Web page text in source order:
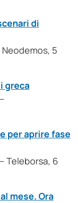
di
5
greca
per aprire fase
Teleborsa, 6
mese. Ora